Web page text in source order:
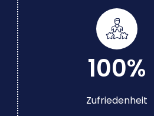
100%
Zufriedenheit